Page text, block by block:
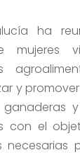
ha
mujeres
y
ganaderas
con el
necesarias